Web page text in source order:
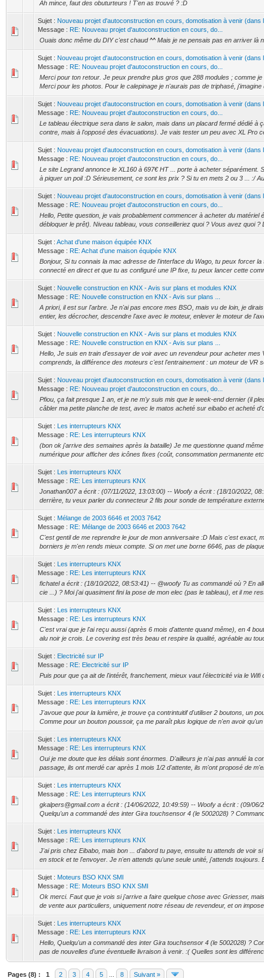
Ah mince, faut des obuturteurs ! T'en as trouvé ? :D
Sujet : Nouveau projet d'autoconstruction en cours, domotisation à venir (dans
Message : RE: Nouveau projet d'autoconstruction en cours, do...
Ouais donc même du DIY c'est chaud ^^ Mais je ne pensais pas en arriver là
Sujet : Nouveau projet d'autoconstruction en cours, domotisation à venir (dans
Message : RE: Nouveau projet d'autoconstruction en cours, do...
Merci pour ton retour. Je peux prendre plus gros que 288 modules ; comme je
Merci pour les photos. Pour le calepinage je n'aurais pas de triphasé, j'imagine
Sujet : Nouveau projet d'autoconstruction en cours, domotisation à venir (dans
Message : RE: Nouveau projet d'autoconstruction en cours, do...
Le tableau électrique sera dans le salon, mais dans un placard fermé dédié à
contre, mais à l'opposé des évacuations). Je vais tester un peu avec XL Pro
Sujet : Nouveau projet d'autoconstruction en cours, domotisation à venir (dans
Message : RE: Nouveau projet d'autoconstruction en cours, do...
Le site Legrand annonce le XL160 à 697€ HT ... porte à acheter séparément.
à piquer un poil :D Sérieusement, ce sont les prix ? Si tu en mets 2 ou 3 ... :/
Sujet : Nouveau projet d'autoconstruction en cours, domotisation à venir (dans
Message : RE: Nouveau projet d'autoconstruction en cours, do...
Hello, Petite question, je vais probablement commencer à acheter du matériel
débloquer le prêt). Niveau tableau, vous conseilleriez quoi ? Vous avez quoi ?
Sujet : Achat d'une maison équipée KNX
Message : RE: Achat d'une maison équipée KNX
Bonjour, Si tu connais la mac adresse de l'interface du Wago, tu peux forcer la
connecté en direct et que tu as configuré une IP fixe, tu peux lancer cette
Sujet : Nouvelle construction en KNX - Avis sur plans et modules KNX
Message : RE: Nouvelle construction en KNX - Avis sur plans ...
A priori, il est sur l'arbre. Je n'ai pas encore mes BSO, mais vu de loin, je
entier, les décrocher, descendre l'axe avec le moteur, enlever le moteur de
Sujet : Nouvelle construction en KNX - Avis sur plans et modules KNX
Message : RE: Nouvelle construction en KNX - Avis sur plans ...
Hello, Je suis en train d'essayer de voir avec un revendeur pour acheter mes
comprends, la différence des moteurs c'est l'entrainement : un moteur de VR
Sujet : Nouveau projet d'autoconstruction en cours, domotisation à venir (dans
Message : RE: Nouveau projet d'autoconstruction en cours, do...
Pfiou, ça fait presque 1 an, et je ne m'y suis mis que le week-end dernier (il
câbler ma petite planche de test, avec le matos acheté sur eibabo et acheté
Sujet : Les interrupteurs KNX
Message : RE: Les interrupteurs KNX
(bon ok j'arrive des semaines après la bataille) Je me questionne quand
numérique pour afficher des icônes fixes (coût, consommation permanente
Sujet : Les interrupteurs KNX
Message : RE: Les interrupteurs KNX
Jonathan007 a écrit : (07/11/2022, 13:03:00) -- Woofy a écrit : (18/10/2022,
derrière, tu veux parler du connecteur 2 fils pour sonde de température
Sujet : Mélange de 2003 6646 et 2003 7642
Message : RE: Mélange de 2003 6646 et 2003 7642
C'est gentil de me reprendre le jour de mon anniversaire :D Mais c'est exact,
borniers je m'en rends mieux compte. Si on met une borne 6646, pas de
Sujet : Les interrupteurs KNX
Message : RE: Les interrupteurs KNX
fichatel a écrit : (18/10/2022, 08:53:41) -- @woofy Tu as commandé où ? En
cie ...) ? Moi j'ai quasiment fini la pose de mon elec (pas le tableau), et il me
Sujet : Les interrupteurs KNX
Message : RE: Les interrupteurs KNX
C'est vrai que je l'ai reçu aussi (après 6 mois d'attente quand même), en 4
alu noir je crois. Le covering est très beau et respire la qualité, agréable au
Sujet : Electricité sur IP
Message : RE: Electricité sur IP
Puis pour que ça ait de l'intérêt, franchement, mieux vaut l'électricité via le Wifi
Sujet : Les interrupteurs KNX
Message : RE: Les interrupteurs KNX
J'avoue que pour la lumière, je trouve ça contrintuitif d'utiliser 2 boutons, un
Comme pour un bouton poussoir, ça me paraît plus logique de n'en avoir
Sujet : Les interrupteurs KNX
Message : RE: Les interrupteurs KNX
Oui je me doute que les délais sont énormes. D'ailleurs je n'ai pas annulé la
passage, ils ont merdé car après 1 mois 1/2 d'attente, ils m'ont proposé de
Sujet : Les interrupteurs KNX
Message : RE: Les interrupteurs KNX
gkalpers@gmail.com a écrit : (14/06/2022, 10:49:59) -- Woofy a écrit : (09/06/
Quelqu'un a commandé des inter Gira touchsensor 4 (le 5002028) ?
Sujet : Les interrupteurs KNX
Message : RE: Les interrupteurs KNX
J'ai pris chez Eibabo, mais bon ... d'abord tu paye, ensuite tu attends de voir
en stock et te l'envoyer. Je n'en attends qu'une seule unité, j'attends toujours.
Sujet : Moteurs BSO KNX SMI
Message : RE: Moteurs BSO KNX SMI
Ok merci. Faut que je vois si j'arrive a faire quelque chose avec Griesser,
de vente aux particuliers, uniquement notre réseau de revendeur, et on
Sujet : Les interrupteurs KNX
Message : RE: Les interrupteurs KNX
Hello, Quelqu'un a commandé des inter Gira touchsensor 4 (le 5002028) ?
pas de nouvelles d'une éventuelle livraison à venir. :( Quelles sont les
Pages (8) : 1 2 3 4 5 8 Suivant »